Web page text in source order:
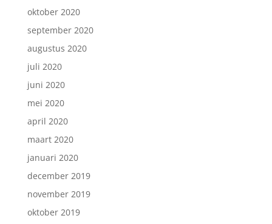
oktober 2020
september 2020
augustus 2020
juli 2020
juni 2020
mei 2020
april 2020
maart 2020
januari 2020
december 2019
november 2019
oktober 2019